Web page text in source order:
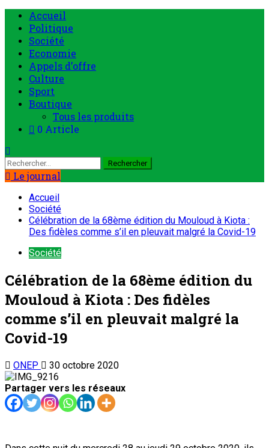
Accueil
Politique
Société
Economie
Appels d’offre
Culture
Sport
Boutique
Tous les produits
0 Article
Le journal
Accueil
Société
Célébration de la 68ème édition du Mouloud à Kiota :
Des fidèles comme s’il en pleuvait malgré la Covid-19
Société
Célébration de la 68ème édition du
Mouloud à Kiota : Des fidèles
comme s’il en pleuvait malgré la
Covid-19
ONEP
30 octobre 2020
Partager vers les réseaux